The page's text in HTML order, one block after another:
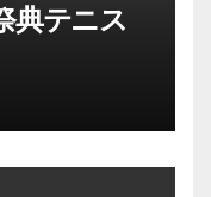
典テニス